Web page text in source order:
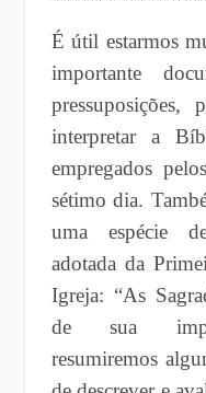
É útil estarmos
importante
pressuposições,
interpretar a
empregados
sétimo dia.
uma espécie
adotada da
Igreja: “As
de sua
resumiremos